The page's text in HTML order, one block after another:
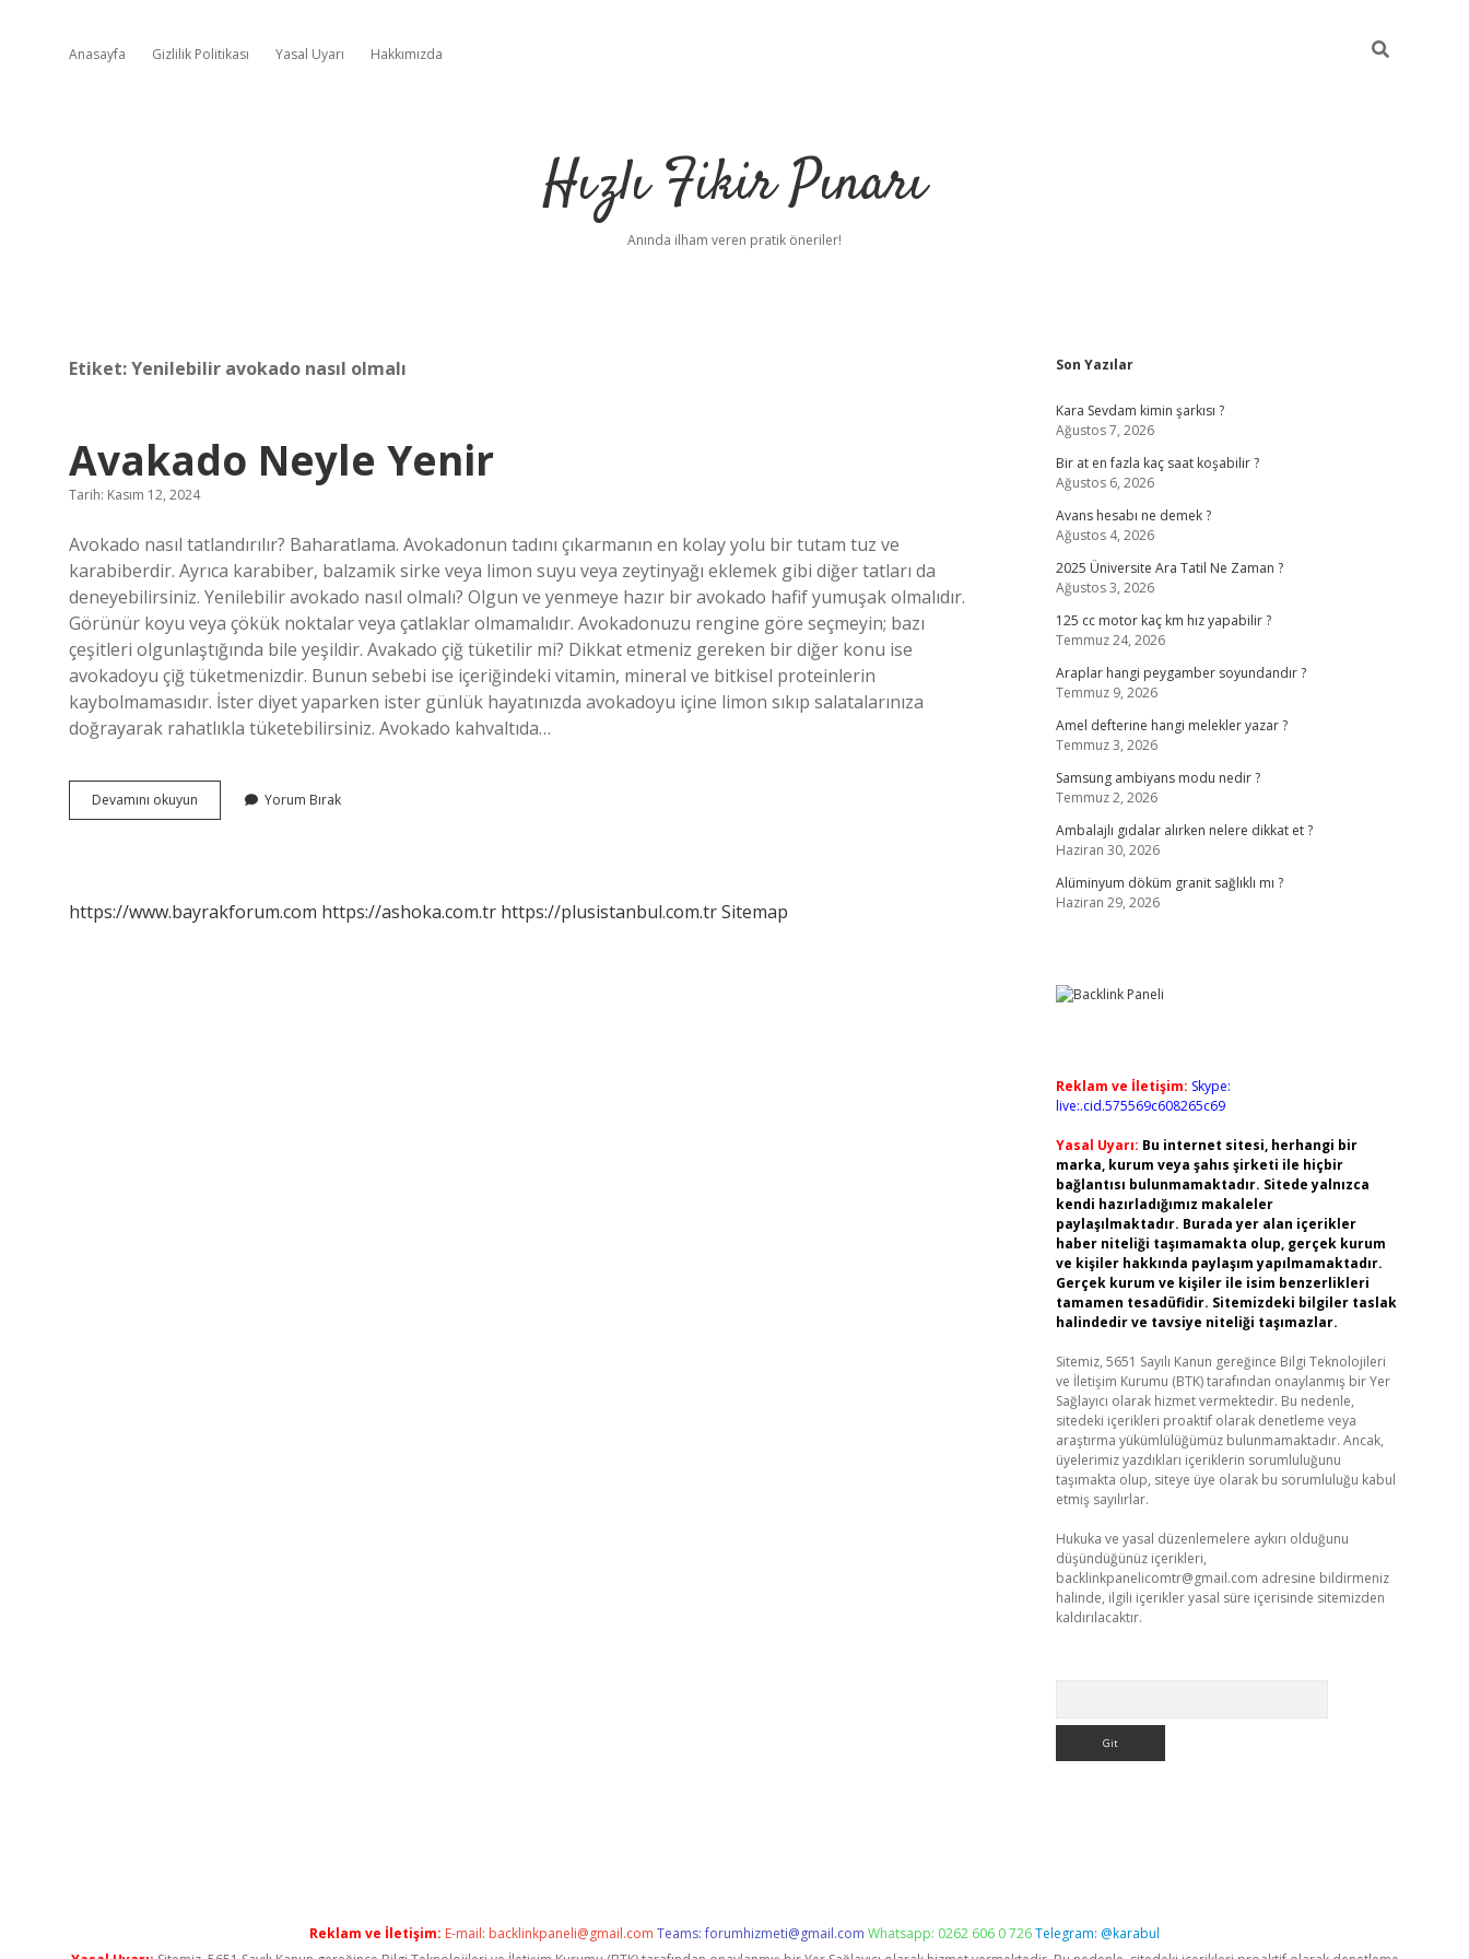
Anasayfa Gizlilik Politikası Yasal Uyarı Hakkımızda
Hızlı Fikir Pınarı
Anında ilham veren pratik öneriler!
Etiket:Yenilebilir avokado nasıl olmalı
Avakado Neyle Yenir
Tarih: Kasım 12, 2024
Avokado nasıl tatlandırılır? Baharatlama. Avokadonun tadını çıkarmanın en kolay yolu bir tutam tuz ve
karabiberdir. Ayrıca karabiber, balzamik sirke veya limon suyu veya zeytinyağı eklemek gibi diğer tatları da
deneyebilirsiniz. Yenilebilir avokado nasıl olmalı? Olgun ve yenmeye hazır bir avokado hafif yumuşak olmalıdır.
Görünür koyu veya çökük noktalar veya çatlaklar olmamalıdır. Avokadonuzu rengine göre seçmeyin; bazı
çeşitleri olgunlaştığında bile yeşildir. Avakado çiğ tüketilir mi? Dikkat etmeniz gereken bir diğer konu ise
avokadoyu çiğ tüketmenizdir. Bunun sebebi ise içeriğindeki vitamin, mineral ve bitkisel proteinlerin
kaybolmamasıdır. İster diyet yaparken ister günlük hayatınızda avokadoyu içine limon sıkıp salatalarınıza
doğrayarak rahatlıkla tüketebilirsiniz. Avokado kahvaltıda…
Devamını okuyun Avakado
Neyle
Yorum Bırak
https://www.bayrakforum.com https://ashoka.com.tr https://plusistanbul.com.trSitemap
Sidebar
Son Yazılar
Kara Sevdam kimin şarkısı ?
Ağustos 7, 2026
Bir at en fazla kaç saat koşabilir ?
Ağustos 6, 2026
Avans hesabı ne demek ?
Ağustos 4, 2026
2025 Üniversite Ara Tatil Ne Zaman ?
Ağustos 3, 2026
125 cc motor kaç km hız yapabilir ?
Temmuz 24, 2026
Araplar hangi peygamber soyundandır ?
Temmuz 9, 2026
Amel defterine hangi melekler yazar ?
Temmuz 3, 2026
Samsung ambiyans modu nedir ?
Temmuz 2, 2026
Ambalajlı gıdalar alırken nelere dikkat et ?
Haziran 30, 2026
Alüminyum döküm granit sağlıklı mı ?
Haziran 29, 2026
Reklam ve İletişim: Skype:
live:.cid.575569c608265c69
Yasal Uyarı: Bu internet sitesi, herhangi bir
marka, kurum veya şahıs şirketi ile hiçbir
bağlantısı bulunmamaktadır. Sitede yalnızca
kendi hazırladığımız makaleler
paylaşılmaktadır. Burada yer alan içerikler
haber niteliği taşımamakta olup, gerçek kurum
ve kişiler hakkında paylaşım yapılmamaktadır.
Gerçek kurum ve kişiler ile isim benzerlikleri
tamamen tesadüfidir. Sitemizdeki bilgiler taslak
halindedir ve tavsiye niteliği taşımazlar.
Sitemiz, 5651 Sayılı Kanun gereğince Bilgi Teknolojileri
ve İletişim Kurumu (BTK) tarafından onaylanmış bir Yer
Sağlayıcı olarak hizmet vermektedir. Bu nedenle,
sitedeki içerikleri proaktif olarak denetleme veya
araştırma yükümlülüğümüz bulunmamaktadır. Ancak,
üyelerimiz yazdıkları içeriklerin sorumluluğunu
taşımakta olup, siteye üye olarak bu sorumluluğu kabul
etmiş sayılırlar.
Hukuka ve yasal düzenlemelere aykırı olduğunu
düşündüğünüz içerikleri,
backlinkpanelicomtr@gmail.com adresine bildirmeniz
halinde, ilgili içerikler yasal süre içerisinde sitemizden
kaldırılacaktır.
Reklam ve İletişim: E-mail: backlinkpaneli@gmail.com Teams:forumhizmeti@gmail.com Whatsapp: 0262 606 0 726Telegram: @karabul